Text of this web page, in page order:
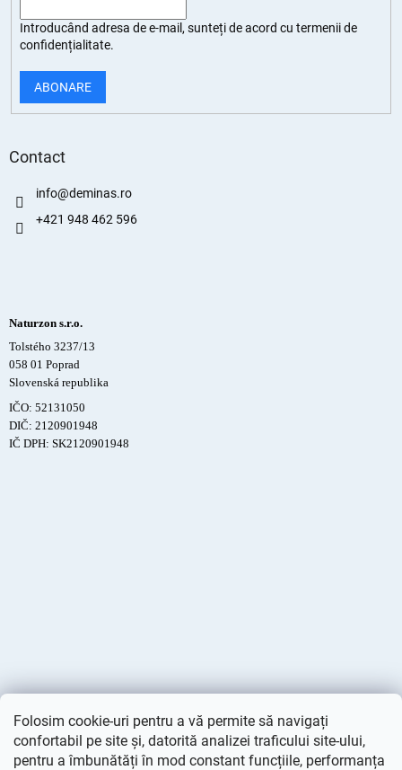
Folosim cookie-uri pentru a vă permite să navigați
confortabil pe site și, datorită analizei traficului site-ului,
pentru a îmbunătăți în mod constant funcțiile, performanța
Introducând adresa de e-mail, sunteți deacord cu termenii de
confidențialitate.
ABONARE
Contact
info@deminas.ro
+421 948 462 596
Naturzon s.r.o.
Tolstého 3237/13
058 01 Poprad
Slovenská republika
IČO: 52131050
DIČ: 2120901948
IČ DPH: SK2120901948